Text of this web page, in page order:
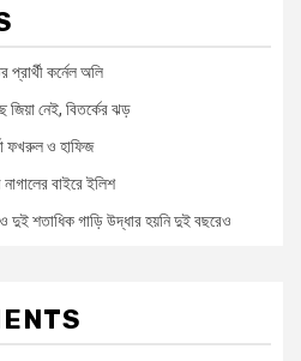
প্রার্থী কর্নেল অলি
জিয়া নেই, বিতর্কের ঝড়
ফখরুল ও হাফিজ
বাইরে ইলিশ
দুই শতাধিক গাড়ি উদ্ধার হয়নি দুই বছরেও